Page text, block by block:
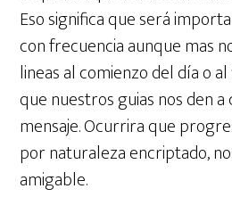
Eso significa que será
con frecuencia aunque mas
lineas al comienzo del día o
que nuestros guias nos den
mensaje. Ocurrira que
por naturaleza encriptado,
amigable.